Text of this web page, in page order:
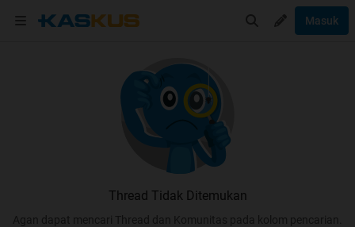
Masuk
Thread Tidak Ditemukan
Agan dapat mencari Thread dan Komunitas pada kolom pencarian.